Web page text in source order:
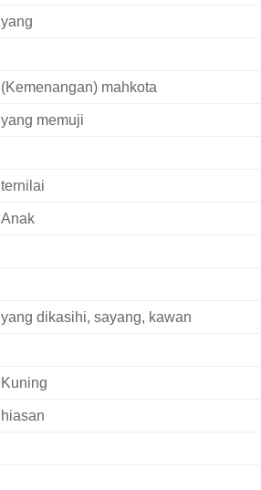
yang
(Kemenangan) mahkota
yang memuji
ternilai
Anak
yang dikasihi, sayang, kawan
Kuning
hiasan